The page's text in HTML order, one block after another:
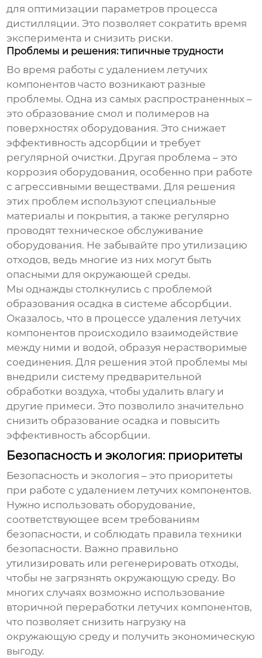
для оптимизации параметров процесса
дистилляции. Это позволяет сократить время
эксперимента и снизить риски.
Проблемы и решения: типичные трудности
Во время работы судалением летучих
компонентов часто возникают разные
проблемы. Одна из самых распространенных –
это образование смол и полимеров на
поверхностях оборудования. Это снижает
эффективность адсорбции и требует
регулярной очистки. Другая проблема – это
коррозия оборудования, особенно при работе
с агрессивными веществами. Для решения
этих проблем используют специальные
материалы и покрытия, а также регулярно
проводят техническое обслуживание
оборудования. Не забывайте про утилизацию
отходов, ведь многие из них могут быть
опасными для окружающей среды.
Мы однажды столкнулись с проблемой
образования осадка в системе абсорбции.
Оказалось, что в процессеудаления летучих
компонентов происходило взаимодействие
между ними и водой, образуя нерастворимые
соединения. Для решения этой проблемы мы
внедрили систему предварительной
обработки воздуха, чтобы удалить влагу и
другие примеси. Это позволило значительно
снизить образование осадка и повысить
эффективность абсорбции.
Безопасность и экология: приоритеты
Безопасность и экология – это приоритеты
при работе судалением летучих компонентов.
Нужно использовать оборудование,
соответствующее всем требованиям
безопасности, и соблюдать правила техники
безопасности. Важно правильно
утилизировать или регенерировать отходы,
чтобы не загрязнять окружающую среду. Во
многих случаях возможно использование
вторичной переработки летучих компонентов,
что позволяет снизить нагрузку на
окружающую среду и получить экономическую
выгоду.